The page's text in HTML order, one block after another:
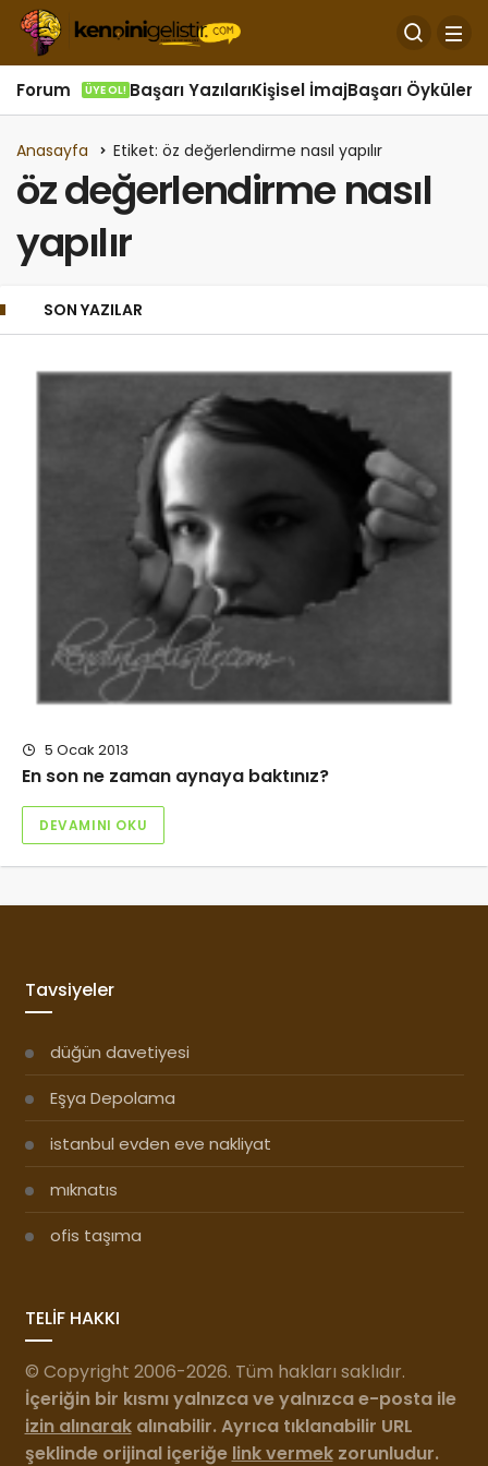
Forum ÜYE OL! Başarı YazılarıKişisel İmajBaşarı Öyküleri
Anasayfa Etiket: öz değerlendirme nasıl yapılır
öz değerlendirme nasıl
yapılır
SON YAZILAR
5 Ocak 2013
En son ne zaman aynaya baktınız?
DEVAMINI OKU
Tavsiyeler
düğün davetiyesi
Eşya Depolama
istanbul evden eve nakliyat
mıknatıs
ofis taşıma
TELİF HAKKI
© Copyright 2006-2026. Tüm hakları saklıdır.
İçeriğin bir kısmı yalnızca ve yalnızca e-posta ile
izin alınarakalınabilir. Ayrıca tıklanabilir URL
şeklinde orijinal içeriğe link vermekzorunludur.